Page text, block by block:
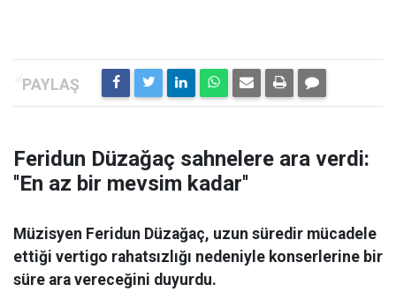
Feridun Düzağaç sahnelere ara verdi:
''En az bir mevsim kadar''
Müzisyen Feridun Düzağaç, uzun süredir mücadele
ettiği vertigo rahatsızlığı nedeniyle konserlerine bir
süre ara vereceğini duyurdu.